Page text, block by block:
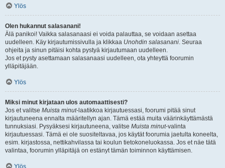
Ylös
Olen hukannut salasanani!
Älä panikoi! Vaikka salasanaasi ei voida palauttaa, se voidaan asettaa
uudelleen. Käy kirjautumissivulla ja klikkaa Unohdin salasanani. Seuraa
ohjeita ja sinun pitäisi kohta pystyä kirjautumaan uudelleen.
Jos et pysty asettamaan salasanaasi uudelleen, ota yhteyttä foorumin
ylläpitäjään.
Ylös
Miksi minut kirjataan ulos automaattisesti?
Jos et valitse Muista minut-laatikkoa kirjautuessasi, foorumi pitää sinut
kirjautuneena ennalta määritellyn ajan. Tämä estää muita väärinkäyttämästä
tunnuksiasi. Pysyäksesi kirjautuneena, valitse Muista minut-valinta
kirjautuessasi. Tämä ei ole suositeltavaa, jos käytät foorumia jaetulta koneelta,
esim. kirjastossa, nettikahvilassa tai koulun tietokoneluokassa. Jos et näe tätä
valintaa, foorumin ylläpitäjä on estänyt tämän toiminnon käyttämisen.
Ylös